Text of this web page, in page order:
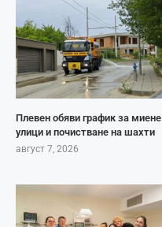
Плевен обяви график за миене
улици и почистване на шахти
август 7, 2026